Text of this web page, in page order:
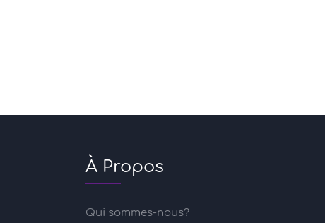
À Propos
Qui sommes-nous?